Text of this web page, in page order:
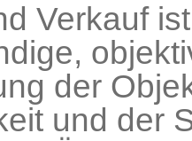
Verkauf
der
und der